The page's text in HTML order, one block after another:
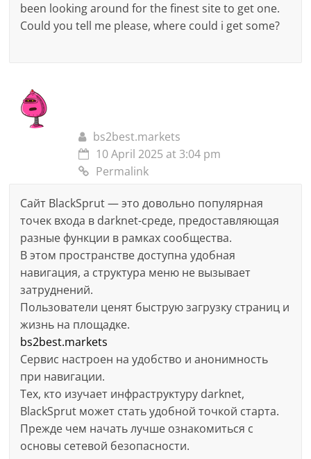
been looking around for the finest site to get one.
Could you tell me please, where could i get some?
bs2best.markets
10 April 2025 at 3:04 pm
Permalink
Сайт BlackSprut — это довольно популярная
точек входа в darknet-среде, предоставляющая
разные функции в рамках сообщества.
В этом пространстве доступна удобная
навигация, а структура меню не вызывает
затруднений.
Пользователи ценят быструю загрузку страниц и
жизнь на площадке.
bs2best.markets
Сервис настроен на удобство и анонимность
при навигации.
Тех, кто изучает инфраструктуру darknet,
BlackSprut может стать удобной точкой старта.
Прежде чем начать лучше ознакомиться с
основы сетевой безопасности.